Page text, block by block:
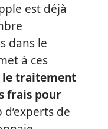
est déjà
dans le
à ces
le traitement
frais pour
de